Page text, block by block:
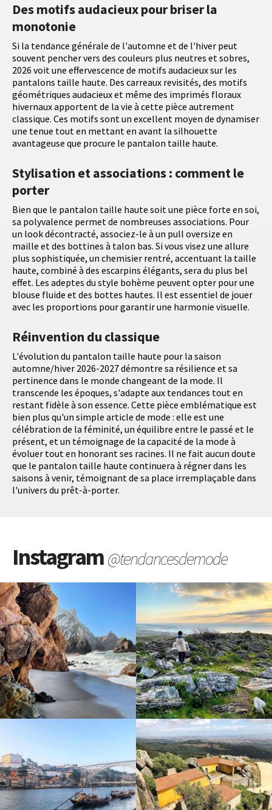
Des motifs audacieux pour briser la
monotonie
Si la tendance générale de l'automne et de l'hiver peut
souvent pencher vers des couleurs plus neutres et sobres,
2026 voit une effervescence de motifs audacieux sur les
pantalons taille haute. Des carreaux revisités, des motifs
géométriques audacieux et même des imprimés floraux
hivernaux apportent de la vie à cette pièce autrement
classique. Ces motifs sont un excellent moyen de dynamiser
une tenue tout en mettant en avant la silhouette
avantageuse que procure le pantalon taille haute.
Stylisation et associations : comment le
porter
Bien que le pantalon taille haute soit une pièce forte en soi,
sa polyvalence permet de nombreuses associations. Pour
un look décontracté, associez-le à un pull oversize en
maille et des bottines à talon bas. Si vous visez une allure
plus sophistiquée, un chemisier rentré, accentuant la taille
haute, combiné à des escarpins élégants, sera du plus bel
effet. Les adeptes du style bohème peuvent opter pour une
blouse fluide et des bottes hautes. Il est essentiel de jouer
avec les proportions pour garantir une harmonie visuelle.
Réinvention du classique
L'évolution du pantalon taille haute pour la saison
automne/hiver 2026-2027 démontre sa résilience et sa
pertinence dans le monde changeant de la mode. Il
transcende les époques, s'adapte aux tendances tout en
restant fidèle à son essence. Cette pièce emblématique est
bien plus qu'un simple article de mode : elle est une
célébration de la féminité, un équilibre entre le passé et le
présent, et un témoignage de la capacité de la mode à
évoluer tout en honorant ses racines. Il ne fait aucun doute
que le pantalon taille haute continuera à régner dans les
saisons à venir, témoignant de sa place irremplaçable dans
l'univers du prêt-à-porter.
Instagram@tendancesdemode